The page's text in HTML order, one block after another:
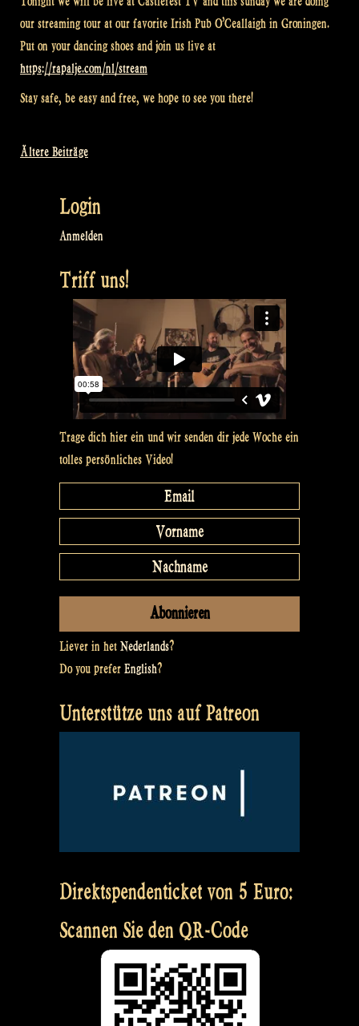
our streaming tour at our favorite Irish Pub O’Ceallaigh in Groningen.
Put on your dancing shoes and join us live at
https://rapalje.com/nl/stream
Stay safe, be easy and free, we hope to see you there!
Beitragsnavigation
Ältere Beiträge
Login
Anmelden
Triff uns!
Trage dich hier ein und wir senden dir jede Woche ein
tolles persönliches Video!
Liever in het Nederlands?
Do you prefer English?
Unterstütze uns auf Patreon
Direktspendenticket von 5 Euro:
Scannen Sie den QR-Code